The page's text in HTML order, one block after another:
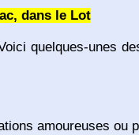
dans le Lot
quelques-unes
amoureuses ou